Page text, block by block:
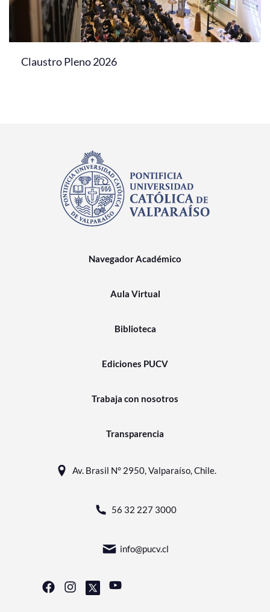
Claustro Pleno 2026
Navegador Académico
Aula Virtual
Biblioteca
Ediciones PUCV
Trabaja con nosotros
Transparencia
Av. Brasil N° 2950, Valparaíso, Chile.
56 32 227 3000
info@pucv.cl